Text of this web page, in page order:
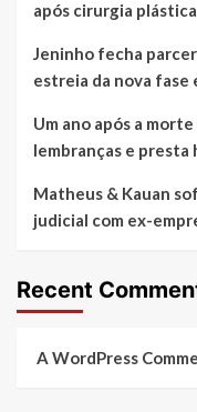
após cirurgia plástica
Jeninho fecha
estreia da nova fase
Um ano após a
lembranças e presta
Matheus & Kauan
judicial com ex-
Recent
A WordPress